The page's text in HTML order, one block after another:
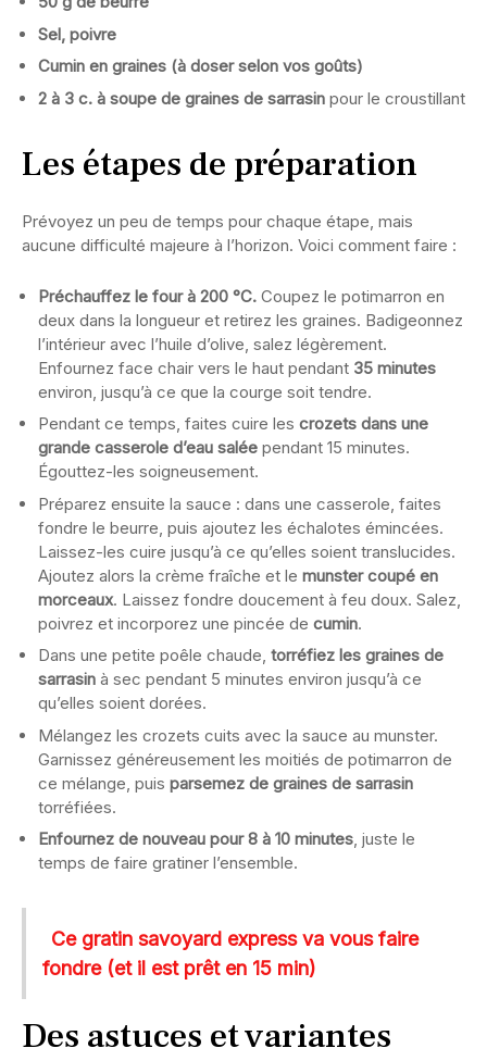
Sel, poivre
Cumin en graines (à doser selon vos goûts)
2 à 3 c. à soupe de graines de sarrasin pour le croustillant
Les étapes de préparation
Prévoyez un peu de temps pour chaque étape, mais
aucune difficulté majeure à l’horizon. Voici comment faire :
Préchauffez le four à 200 °C. Coupez le potimarron en
deux dans la longueur et retirez les graines. Badigeonnez
l’intérieur avec l’huile d’olive, salez légèrement.
Enfournez face chair vers le haut pendant 35 minutes
environ, jusqu’à ce que la courge soit tendre.
Pendant ce temps, faites cuire les crozets dans une
grande casserole d’eau salée pendant 15 minutes.
Égouttez-les soigneusement.
Préparez ensuite la sauce : dans une casserole, faites
fondre le beurre, puis ajoutez les échalotes émincées.
Laissez-les cuire jusqu’à ce qu’elles soient translucides.
Ajoutez alors la crème fraîche et le munster coupé en
morceaux. Laissez fondre doucement à feu doux. Salez,
poivrez et incorporez une pincée de cumin.
Dans une petite poêle chaude, torréfiez les graines de
sarrasin à sec pendant 5 minutes environ jusqu’à ce
qu’elles soient dorées.
Mélangez les crozets cuits avec la sauce au munster.
Garnissez généreusement les moitiés de potimarron de
ce mélange, puis parsemez de graines de sarrasin
torréfiées.
Enfournez de nouveau pour 8 à 10 minutes, juste le
temps de faire gratiner l’ensemble.
Ce gratin savoyard express va vous faire
fondre (et il est prêt en 15 min)
Des astuces et variantes